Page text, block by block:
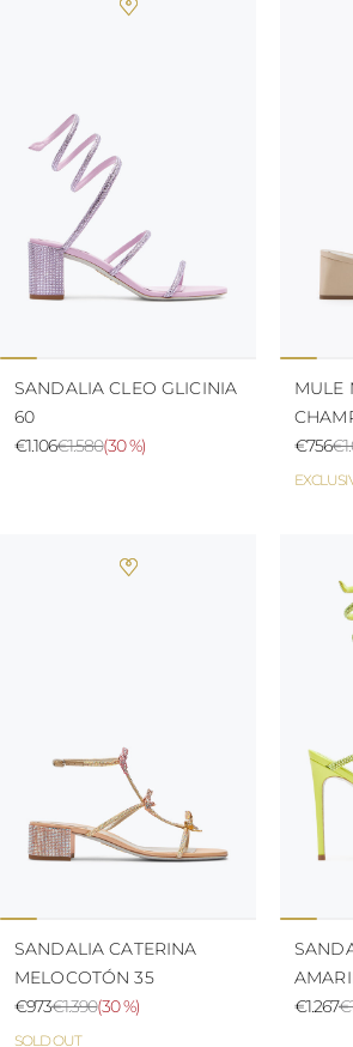
SANDALIA CLEO GLICINIA
60
€1.580
€1.106 (30 %)
MULE
€756
SOLD OUT
SANDALIA CATERINA
MELOCOTÓN 35
€1.390
€973 (30 %) €1.267